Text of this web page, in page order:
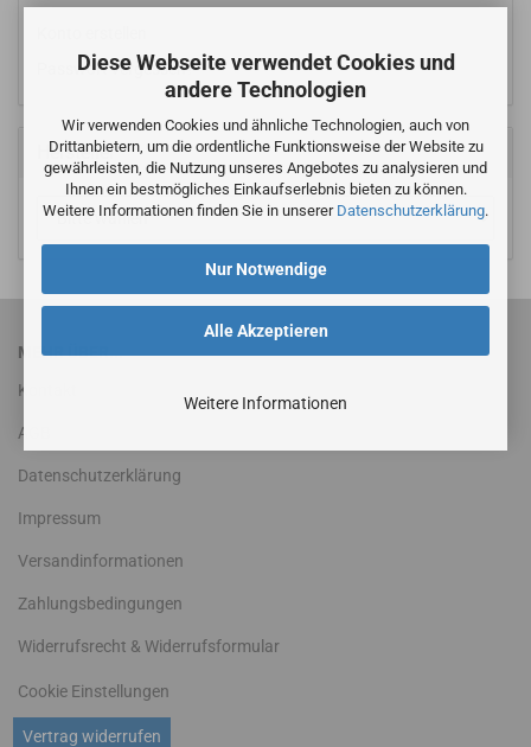
Diese Webseite verwendet Cookies und
andere Technologien
Wir verwenden Cookies und ähnliche Technologien, auch von
Drittanbietern, um die ordentliche Funktionsweise der Website zu
gewährleisten, die Nutzung unseres Angebotes zu analysieren und
Ihnen ein bestmögliches Einkaufserlebnis bieten zu können.
Weitere Informationen finden Sie in unserer Datenschutzerklärung.
Alle Akzeptieren
Nur Notwendige
Weitere Informationen
Passwort vergessen?
Hersteller
MEHR ÜBER...
Kontakt
AGB
Datenschutzerklärung
Impressum
Versandinformationen
Zahlungsbedingungen
Widerrufsrecht & Widerrufsformular
Vertrag widerrufen
Cookie Einstellungen